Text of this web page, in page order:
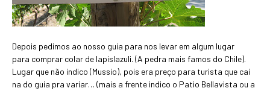
Depois pedimos ao nosso guia para nos levar em algum lugar
para comprar colar de lapislazuli. (A pedra mais famos do Chile).
Lugar que não indico (Mussio), pois era preço para turista que cai
na do guia pra variar… (mais a frente indico o Patio Bellavista ou a